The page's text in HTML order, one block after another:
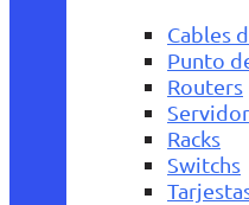
Cables
Punto
Routers
Racks
Switchs